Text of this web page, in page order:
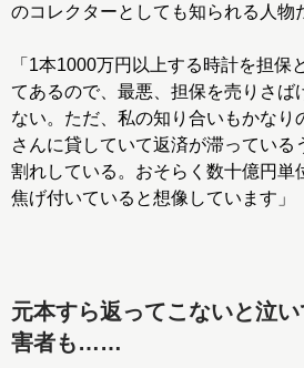
のコレクターとしても知られる人物
「1本1000万円以上する時計を担保
てあるので、最悪、担保を売りさば
ない。ただ、私の知り合いもかなり
さんに貸していて返済が滞っている
割れしている。おそらく数十億円単
焦げ付いていると想像しています」
元本すら返ってこないと泣
害者も……